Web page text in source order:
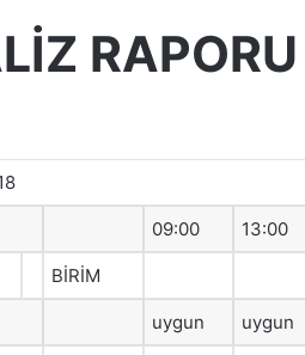
RAPORU
09:00 13:00
BİRİM
uygun uygun